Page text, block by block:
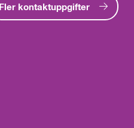
Fler kontaktuppgifter